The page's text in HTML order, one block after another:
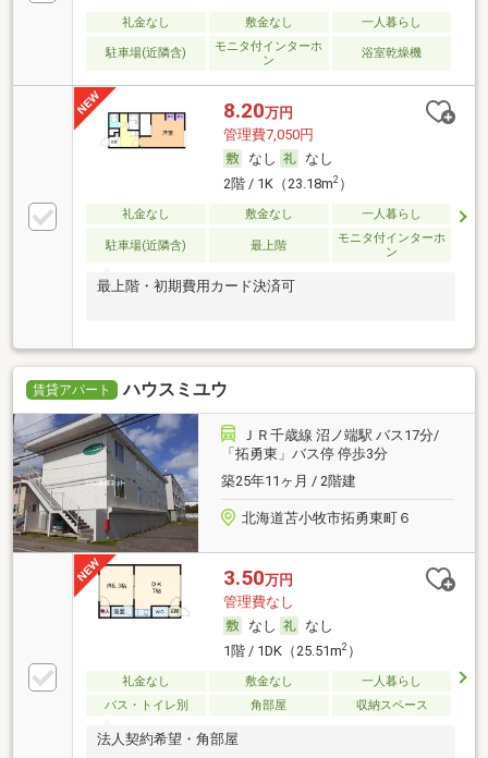
礼金なし 敷金なし 一人暮らし
駐車場(近隣含)
モニタ付インターホ
ン
浴室乾燥機
8.20万円
管理費7,050円
なし
なし
2階 / 1K（23.18m2）
礼金なし 敷金なし 一人暮らし
駐車場(近隣含) 最上階
モニタ付インターホ
ン
最上階・初期費用カード決済可
賃貸アパート ハウスミユウ
ＪＲ千歳線 沼ノ端駅 バス17分/
「拓勇東」バス停 停歩3分
築25年11ヶ月 / 2階建
北海道苫小牧市拓勇東町６
3.50万円
管理費なし
なし
なし
1階 / 1DK（25.51m2）
礼金なし 敷金なし
一人暮らし
バス・トイレ別
角部屋 収納スペース
法人契約希望・角部屋